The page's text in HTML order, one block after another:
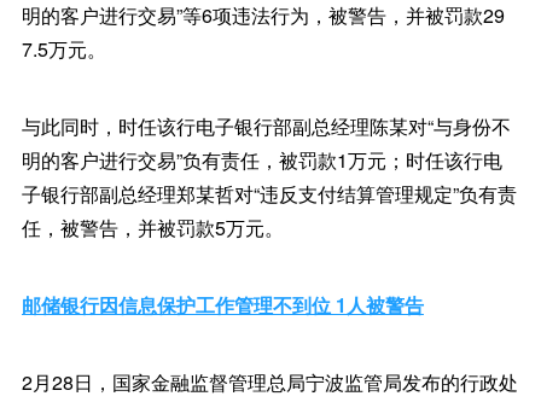
明的客户进行交易”等6项违法行为，被警告，并被罚款29
7.5万元。
与此同时，时任该行电子银行部副总经理陈某对“与身份不
明的客户进行交易”负有责任，被罚款1万元；时任该行电
子银行部副总经理郑某哲对“违反支付结算管理规定”负有责
任，被警告，并被罚款5万元。
邮储银行因信息保护工作管理不到位 1人被警告
2月28日，国家金融监督管理总局宁波监管局发布的行政处